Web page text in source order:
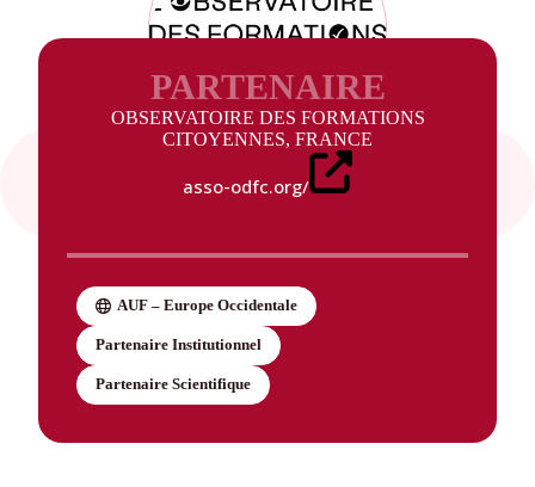
PARTENAIRE
OBSERVATOIRE DES FORMATIONS
CITOYENNES, FRANCE
asso-odfc.org/
AUF – Europe Occidentale
Partenaire Institutionnel
Partenaire Scientifique